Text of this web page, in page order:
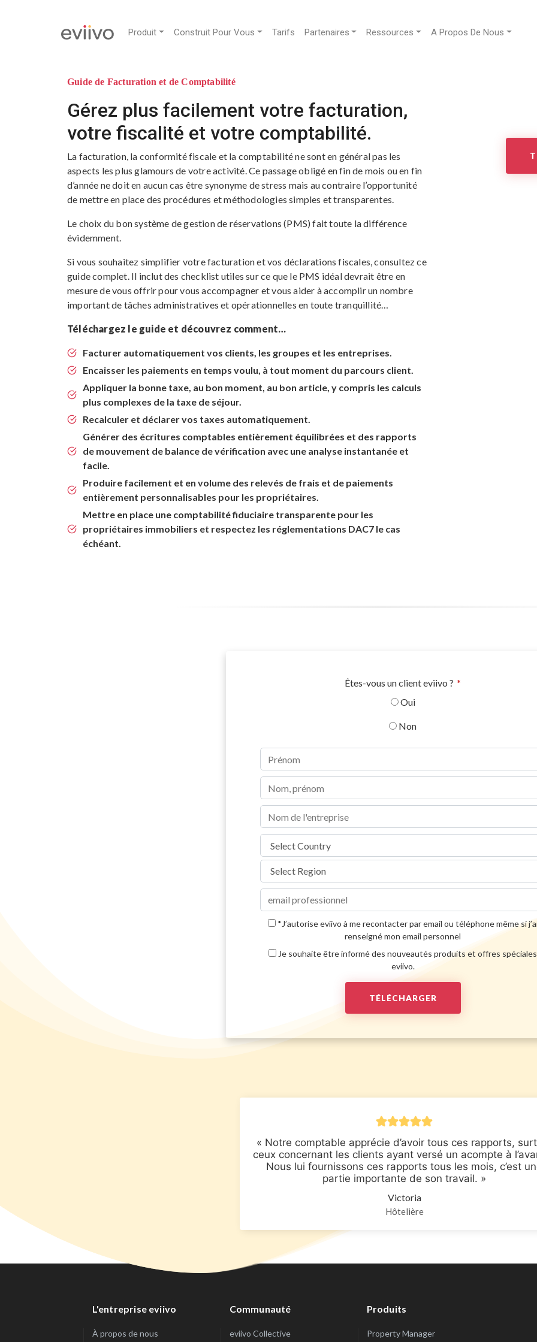
Produit Construit Pour Vous Tarifs Partenaires Ressources A Propos De Nous
Guide de Facturation et de Comptabilité
Gérez plus facilement votre facturation,
votre fiscalité et votre comptabilité.
La facturation, la conformité fiscale et la comptabilité ne sont en général pas les
aspects les plus glamours de votre activité. Ce passage obligé en fin de mois ou en fin
d’année ne doit en aucun cas être synonyme de stress mais au contraire l’opportunité
de mettre en place des procédures et méthodologies simples et transparentes.
Le choix du bon système de gestion de réservations (PMS) fait toute la différence
évidemment.
Si vous souhaitez simplifier votre facturation et vos déclarations fiscales, consultez ce
guide complet. Il inclut des checklist utiles sur ce que le PMS idéal devrait être en
mesure de vous offrir pour vous accompagner et vous aider à accomplir un nombre
important de tâches administratives et opérationnelles en toute tranquillité…
Téléchargez le guide et découvrez comment…
Facturer automatiquement vos clients, les groupes et les entreprises.
Encaisser les paiements en temps voulu, à tout moment du parcours client.
Appliquer la bonne taxe, au bon moment, au bon article, y compris les calculs
plus complexes de la taxe de séjour.
Recalculer et déclarer vos taxes automatiquement.
Générer des écritures comptables entièrement équilibrées et des rapports
de mouvement de balance de vérification avec une analyse instantanée et
facile.
Produire facilement et en volume des relevés de frais et de paiements
entièrement personnalisables pour les propriétaires.
Mettre en place une comptabilité fiduciaire transparente pour les
propriétaires immobiliers et respectez les réglementations DAC7 le cas
échéant.
Êtes-vous un client eviivo ? *
Oui
Non
*J’autorise eviivo à me recontacter par email ou téléphone même si
renseigné mon email personnel
Je souhaite être informé des nouveautés produits et offres spéciales
eviivo.
« Notre comptable apprécie d’avoir tous ces rapports,
ceux concernant les clients ayant versé un acompte à
Nous lui fournissons ces rapports tous les mois, c’est
partie importante de son travail. »
Victoria
Hôtelière
L'entreprise eviivo
À propos de nous
Communauté
eviivo Collective
Produits
Property Manager